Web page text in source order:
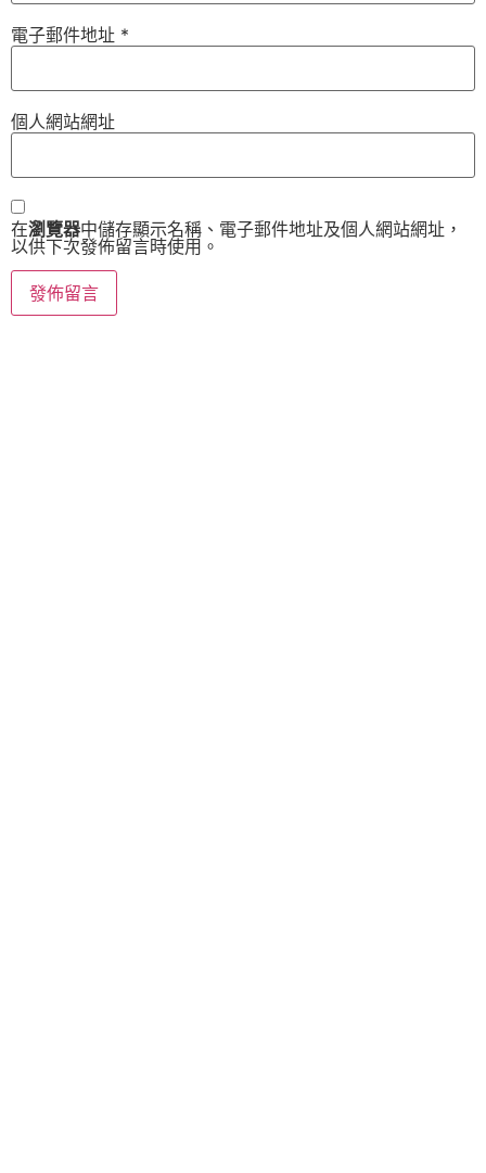
電子郵件地址 *
個人網站網址
在瀏覽器中儲存顯示名稱、電子郵件地址及個人網站網址，
以供下次發佈留言時使用。